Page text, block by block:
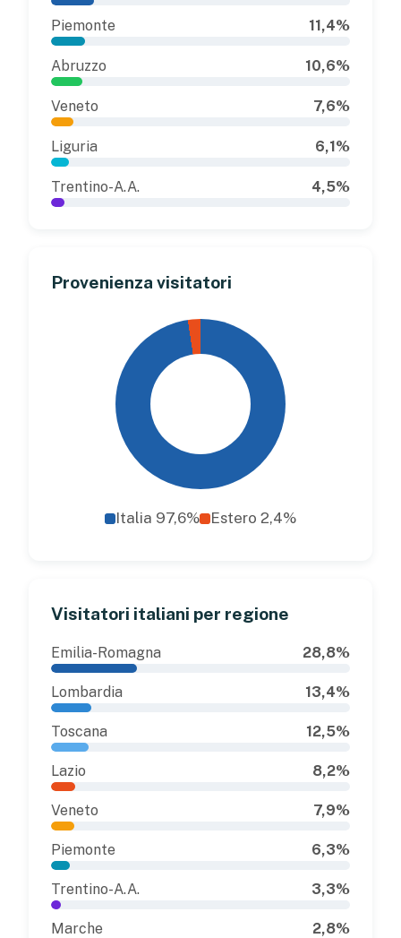
Piemonte 11,4%
Abruzzo 10,6%
Veneto 7,6%
Liguria 6,1%
Trentino-A.A. 4,5%
Provenienza visitatori
Italia 97,6% Estero 2,4%
Visitatori italiani per regione
Emilia-Romagna 28,8%
Lombardia 13,4%
Toscana 12,5%
Lazio 8,2%
Veneto 7,9%
Piemonte 6,3%
Trentino-A.A. 3,3%
Marche 2,8%